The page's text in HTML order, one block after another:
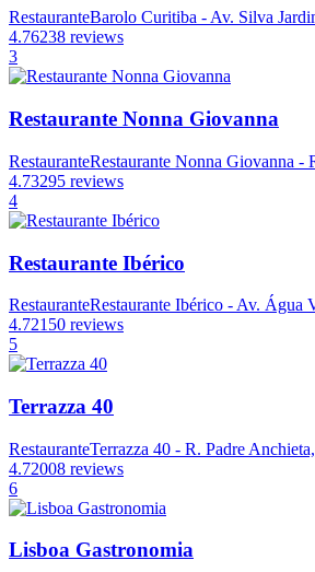
RestauranteBarolo Curitiba - Av. Silva
4.76238 reviews
3
Restaurante Nonna Giovanna
RestauranteRestaurante Nonna Giovanna -
4.73295 reviews
4
Restaurante Ibérico
RestauranteRestaurante Ibérico - Av. Água
4.72150 reviews
5
Terrazza 40
RestauranteTerrazza 40 - R. Padre
4.72008 reviews
6
Lisboa Gastronomia